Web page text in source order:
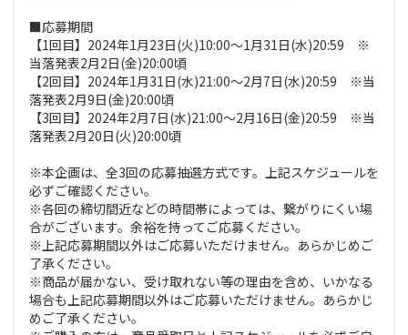
■応募期間
【1回目】2024年1月23日(火)10:00～1月31日(水)20:59 ※
当落発表2月2日(金)20:00頃
【2回目】2024年1月31日(水)21:00～2月7日(水)20:59 ※当
落発表2月9日(金)20:00頃
【3回目】2024年2月7日(水)21:00～2月16日(金)20:59 ※当
落発表2月20日(火)20:00頃
※本企画は、全3回の応募抽選方式です。上記スケジュールを
必ずご確認ください。
※各回の締切間近などの時間帯によっては、繋がりにくい場
合がございます。余裕を持ってご応募ください。
※上記応募期間以外はご応募いただけません。あらかじめご
了承ください。
※商品が届かない、受け取れない等の理由を含め、いかなる
場合も上記応募期間以外はご応募いただけません。あらかじ
めご了承ください。